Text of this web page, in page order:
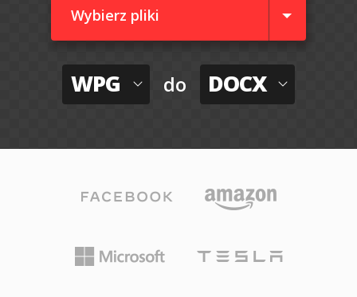
Wybierz pliki
WPG do DOCX